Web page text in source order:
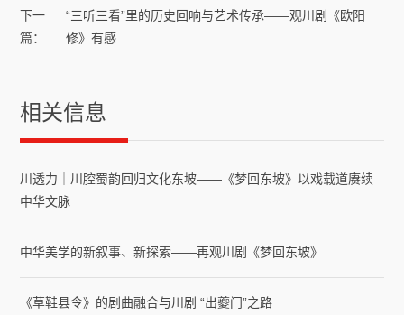
下一
篇：
“三听三看”里的历史回响与艺术传承——观川剧《欧阳
修》有感
相关信息
川透力｜川腔蜀韵回归文化东坡——《梦回东坡》以戏载道赓续
中华文脉
中华美学的新叙事、新探索​——再观川剧《梦回东坡》
《草鞋县令》的剧曲融合与川剧 “出夔门”之路